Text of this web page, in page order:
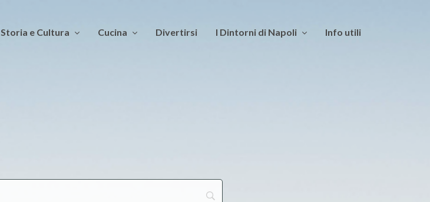
Storia e Cultura Cucina Divertirsi I Dintorni di Napoli Info utili